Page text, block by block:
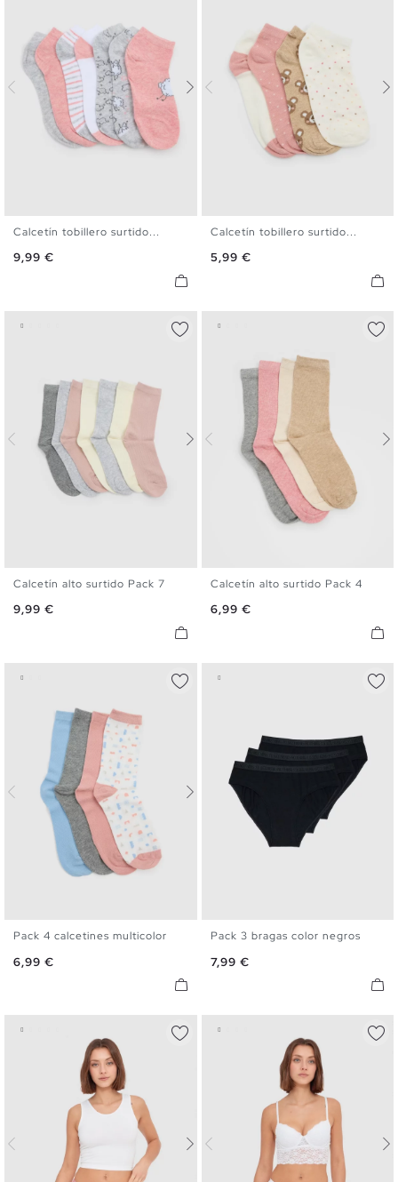
Calcetín tobillero surtido...
Precio
9,99 €
Calcetín tobillero surtido...
Precio
5,99 €
Calcetín alto surtido Pack 7
Precio
9,99 €
Calcetín alto surtido Pack 4
Precio
6,99 €
Pack 4 calcetines multicolor
Precio
6,99 €
S
Pack 3 bragas color negros
Precio
7,99 €